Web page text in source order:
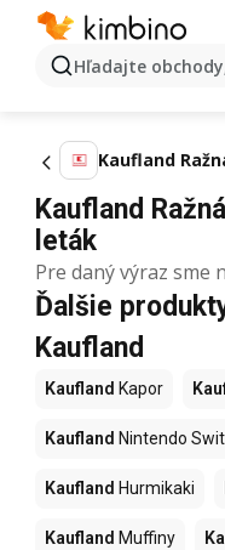
Hľadajte
Kaufland
Kaufland
leták
Pre daný výraz sme
Ďalšie
Kaufland
Kaufland Kapor
Kaufland Nintendo
Kaufland Hurmikaki
Kaufland Muffiny